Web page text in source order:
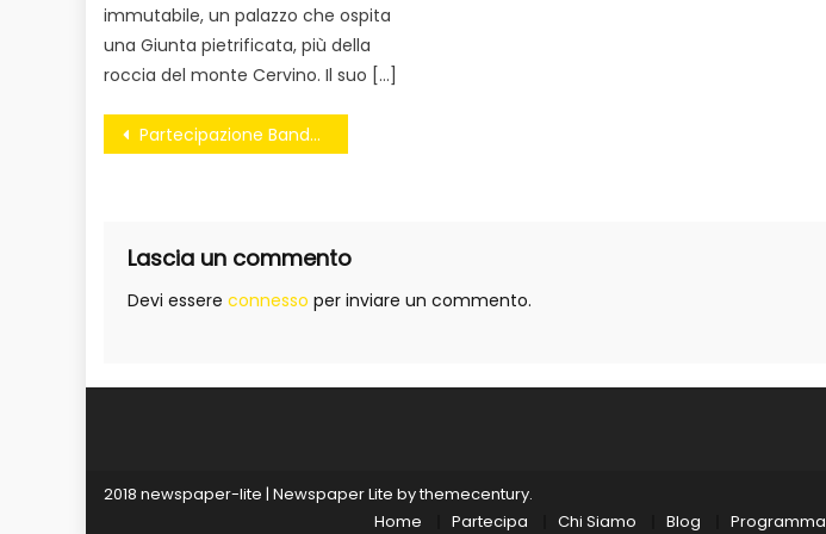
immutabile, un palazzo che ospita
una Giunta pietrificata, più della
roccia del monte Cervino. Il suo […]
Navigazione
Partecipazione Bando WIFI 4EU
Lascia un commento
Devi essere connesso per inviare un commento.
2018 newspaper-lite | Newspaper Lite bythemecentury.
Home
Partecipa Chi Siamo Blog Programma